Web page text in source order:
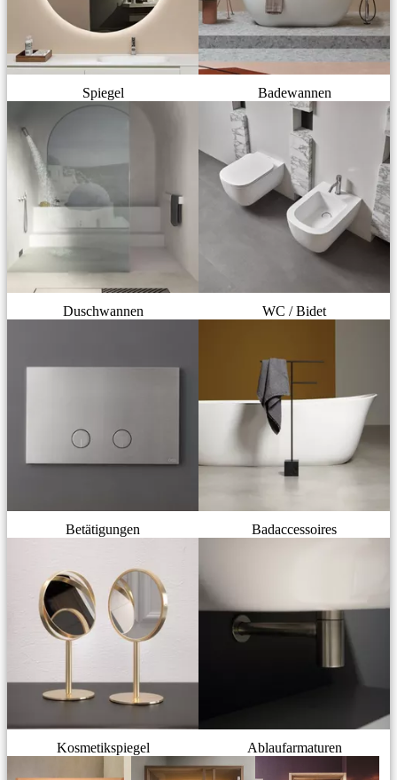
Spiegel Badewannen
Duschwannen WC / Bidet
Betätigungen Badaccessoires
Kosmetikspiegel Ablaufarmaturen